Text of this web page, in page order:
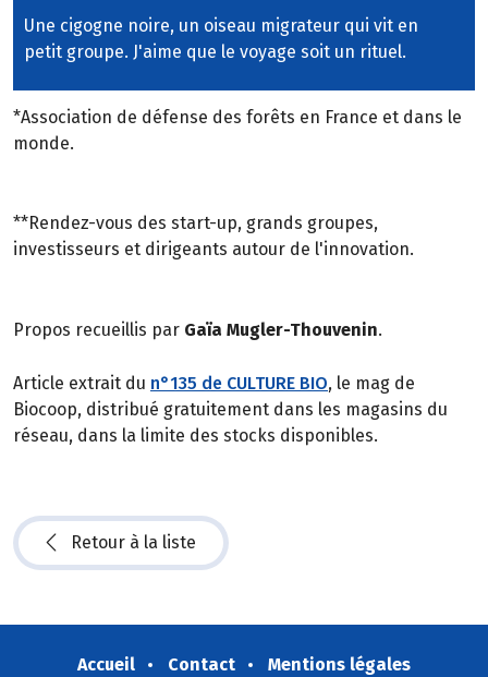
Une cigogne noire, un oiseau migrateur qui vit en
petit groupe. J'aime que le voyage soit un rituel.
*Association de défense des forêts en France et dans le
monde.
**Rendez-vous des start-up, grands groupes,
investisseurs et dirigeants autour de l'innovation.
Propos recueillis par Gaïa Mugler-Thouvenin.
Article extrait du n°135 de CULTURE BIO, le mag de
Biocoop, distribué gratuitement dans les magasins du
réseau, dans la limite des stocks disponibles.
Retour à la liste
Accueil Contact
Mentions légales